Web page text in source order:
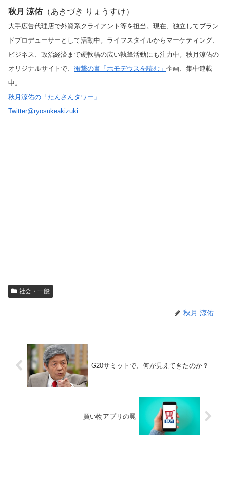
秋月 涼佑 （あきづき りょうすけ）
大手広告代理店で外資系クライアント等を担当。現在、独立してブラン
ドプロデューサーとして活動中。ライフスタイルからマーケティング、
ビジネス、政治経済まで硬軟幅の広い執筆活動にも注力中。秋月涼佑の
オリジナルサイトで、 衝撃の書「ホモデウスを読む」 企画、集中連載
中。
秋月涼佑の「たんさんタワー」
Twitter@ryosukeakizuki
社会・一般
秋月 涼佑
G20サミットで、何が見えてきたのか？
買い物アプリの罠